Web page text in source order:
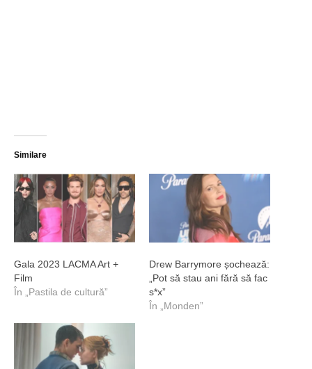
Similare
Gala 2023 LACMA Art +
Film
În „Pastila de cultură”
Drew Barrymore șochează:
„Pot să stau ani fără să fac
s*x”
În „Monden”